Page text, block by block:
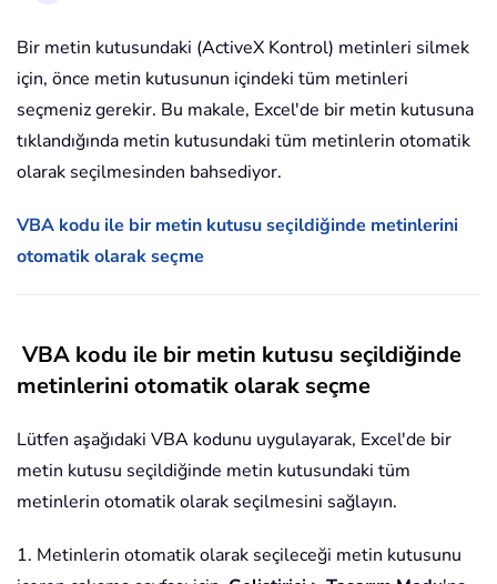
Bir metin kutusundaki (ActiveX Kontrol) metinleri silmek
için, önce metin kutusunun içindeki tüm metinleri
seçmeniz gerekir. Bu makale, Excel'de bir metin kutusuna
tıklandığında metin kutusundaki tüm metinlerin otomatik
olarak seçilmesinden bahsediyor.
VBA kodu ile bir metin kutusu seçildiğinde metinlerini
otomatik olarak seçme
VBA kodu ile bir metin kutusu seçildiğinde
metinlerini otomatik olarak seçme
Lütfen aşağıdaki VBA kodunu uygulayarak, Excel'de bir
metin kutusu seçildiğinde metin kutusundaki tüm
metinlerin otomatik olarak seçilmesini sağlayın.
1. Metinlerin otomatik olarak seçileceği metin kutusunu